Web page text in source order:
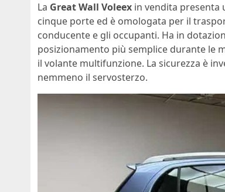
La Great Wall Voleex in vendita presenta
cinque porte ed è omologata per il
conducente e gli occupanti. Ha in
posizionamento più semplice durante le
il volante multifunzione. La sicurezza è
nemmeno il servosterzo.